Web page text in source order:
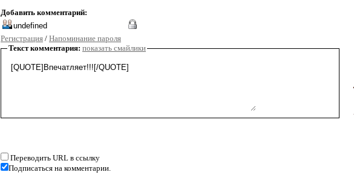
Добавить комментарий:
Регистрация / Напоминание пароля
Текст комментария: показать смайлики
Переводить URL в ссылку
Подписаться на комментарии.